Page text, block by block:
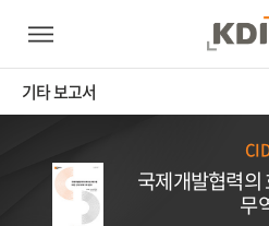
기타 보고서
국제개발협력의
무